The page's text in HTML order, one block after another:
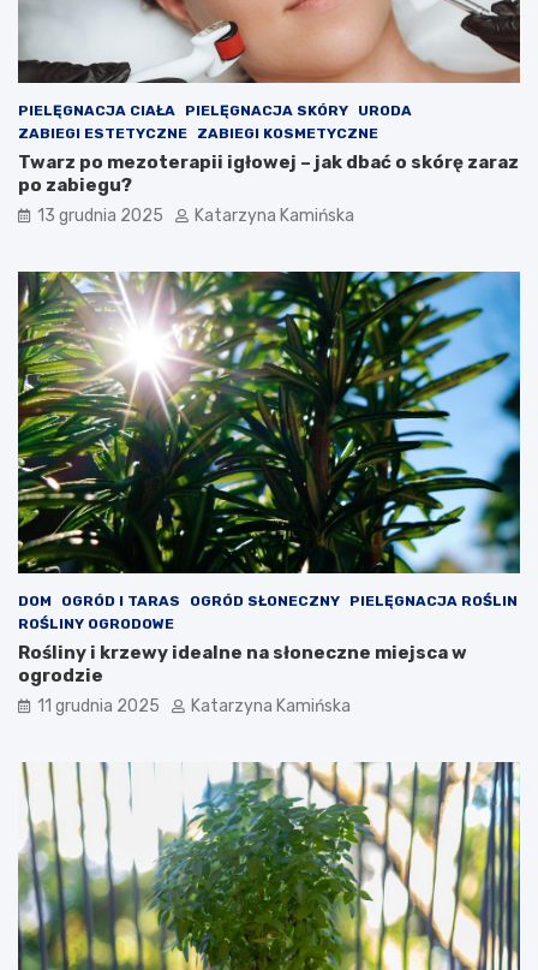
w
e
t
r
z
a
o
m
i
e
s
z
c
z
e
n
i
a
c
h
l
m
?
P
r
o
k
t
y
,
k
t
ó
r
e
w
a
r
t
o
s
p
o
ż
w
ć
PIELĘGNACJA CIAŁA PIELĘGNACJA SKÓRY
URODA
ZABIEGI ESTETYCZNE
ZABIEGI KOSMETYCZNE
Twarz po mezoterapii igłowej – jak dbać o skórę zaraz
po zabiegu?
13 grudnia 2025 Katarzyna Kamińska
DOM OGRÓD I TARAS OGRÓD SŁONECZNY
PIELĘGNACJA ROŚLIN
ROŚLINY OGRODOWE
Rośliny i krzewy idealne na słoneczne miejsca w
ogrodzie
11 grudnia 2025 Katarzyna Kamińska